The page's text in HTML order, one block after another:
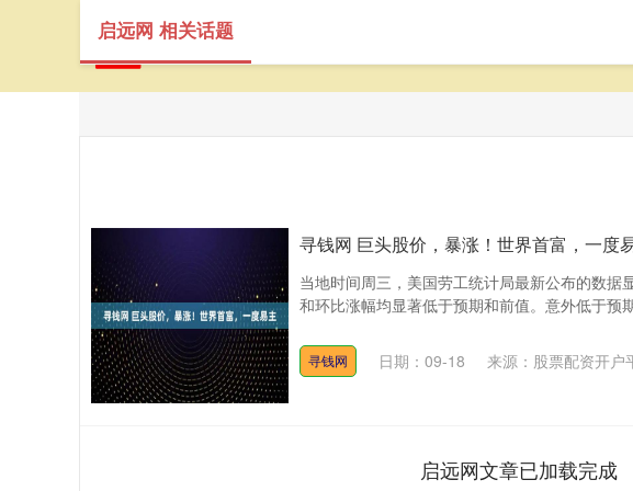
启远网 相关话题
寻钱网 巨头股价，暴涨！世界首富，一度
当地时间周三，美国劳工统计局最新公布的数据
和环比涨幅均显著低于预期和前值。意外低于预
寻钱网 日期：09-18 来源：股票配资开户
启远网文章已加载完成